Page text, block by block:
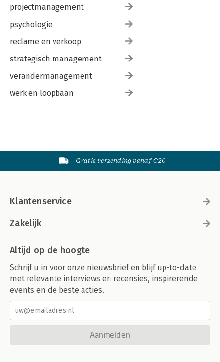
projectmanagement
psychologie
reclame en verkoop
strategisch management
verandermanagement
werk en loopbaan
Gratis verzending vanaf €20
Klantenservice
Zakelijk
Altijd op de hoogte
Schrijf u in voor onze nieuwsbrief en blijf up-to-date
met relevante interviews en recensies, inspirerende
events en de beste acties.
Aanmelden